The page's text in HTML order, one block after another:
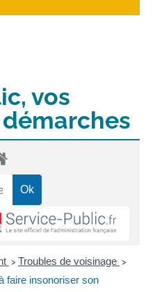
vos
> Troubles de voisinage >
faire insonoriser son